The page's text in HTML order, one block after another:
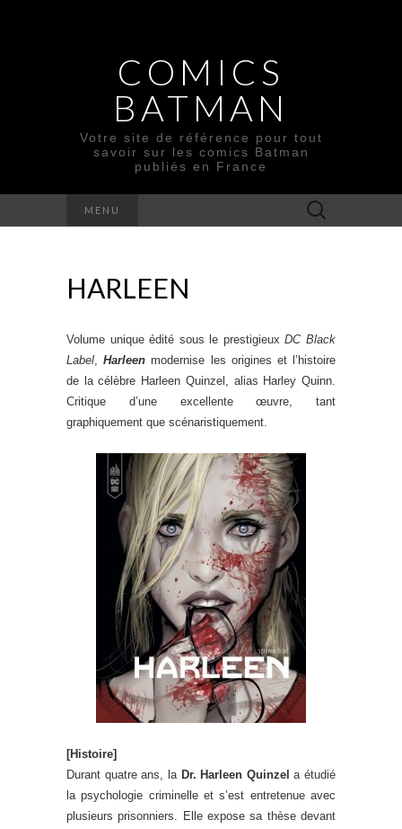
COMICS
BATMAN
Votre site de référence pour tout
savoir sur les comics Batman
publiés en France
MENU Rechercher :
HARLEEN
Volume unique édité sous le prestigieuxDC Black
Label,Harleen modernise les origines et l’histoire
de la célèbre Harleen Quinzel, alias Harley Quinn.
Critique d’une excellente œuvre, tant
graphiquement que scénaristiquement.
[Histoire]
Durant quatre ans, la Dr. Harleen Quinzel a étudié
la psychologie criminelle et s’est entretenue avec
plusieurs prisonniers. Elle expose sa thèse devant